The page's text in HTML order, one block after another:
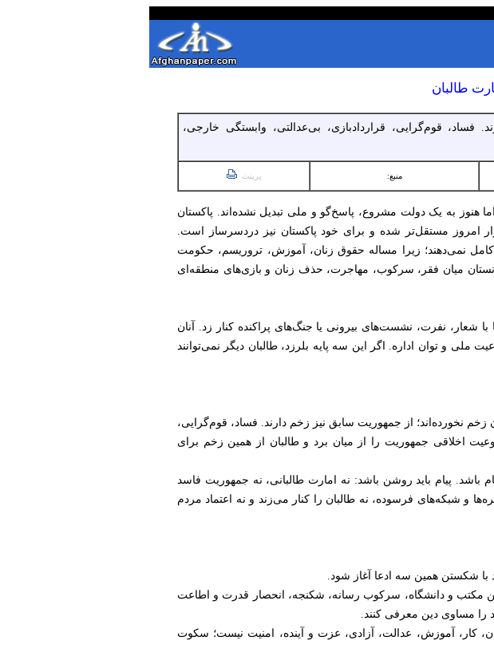
طالبان
فساد، قوم‌گرایی، قراردادبازی، بی‌عدالتی، وابستگی خارجی،
منبع: پرینت
هنوز به یک دولت مشروع، پاسخ‌گو و ملی تبدیل نشده‌اند. پاکستان
امروز مستقل‌تر شده و برای خود پاکستان نیز دردسرساز است.
نمی‌دهند؛ زیرا مساله حقوق زنان، آموزش، تروریسم، حکومت
میان فقر، سرکوب، مهاجرت، حذف زنان و بازی‌های منطقه‌ای
شعار، نفرت، نشست‌های بیرونی یا جنگ‌های پراکنده کنار زد. آنان
و توان اداره. اگر این سه پایه بلرزد، طالبان دیگر نمی‌توانند
زخم نخورده‌اند؛ از جمهوریت سابق نیز زخم دارند. فساد، قوم‌گرایی،
اخلاقی جمهوریت را از میان برد و طالبان از همین زخم برای
باشد. پیام باید روشن باشد: نه امارت طالبانی، نه جمهوریت فاسد
و شبکه‌های فرسوده، نه طالبان را کنار می‌زند و نه اعتماد مردم
با شکستن همین سه ادعا آغاز شود.
مکتب و دانشگاه، سرکوب رسانه، شکنجه، انحصار قدرت و اطاعت
را مساوی دین معرفی کنند.
کار، آموزش، عدالت، آزادی، عزت و آینده، امنیت نیست؛ سکوت